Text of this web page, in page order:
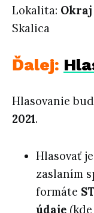
Lokalita: Okraj
Skalica
Ďalej:
Hlasovanie
2021.
Hlasovať
zaslaním
formáte
údaje